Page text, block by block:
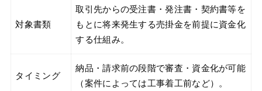
対象書類
取引先からの受注書・発注書・契約書等を
もとに将来発生する売掛金を前提に資金化
する仕組み。
タイミング
納品・請求前の段階で審査・資金化が可能
（案件によっては工事着工前など）。